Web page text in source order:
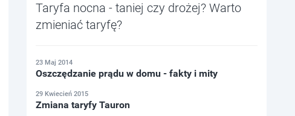
Taryfa nocna - taniej czy drożej? Warto
zmieniać taryfę?
23 Maj 2014
Oszczędzanie prądu w domu - fakty i mity
29 Kwiecień 2015
Zmiana taryfy Tauron